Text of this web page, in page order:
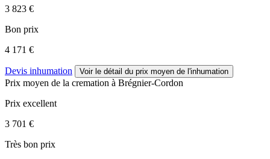
3 823 €
Bon prix
4 171 €
Devis inhumation Voir le détail du prix moyen de l'inhumation
Prix moyen de la cremation à Brégnier-Cordon
Prix excellent
3 701 €
Très bon prix